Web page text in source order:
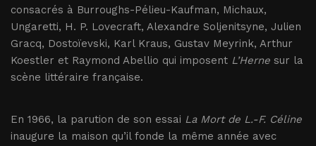
consacrés à Burroughs-Pélieu-Kaufman, Michaux,
Ungaretti, H. P. Lovecraft, Alexandre Soljenitsyne, Julien
Gracq, Dostoïevski, Karl Kraus, Gustav Meyrink, Arthur
Koestler et Raymond Abellio qui imposent L’Herne sur la
scène littéraire française.
En 1966, la parution de son essai La Mort de L.-F. Céline
inaugure la maison qu’il fonde la même année avec